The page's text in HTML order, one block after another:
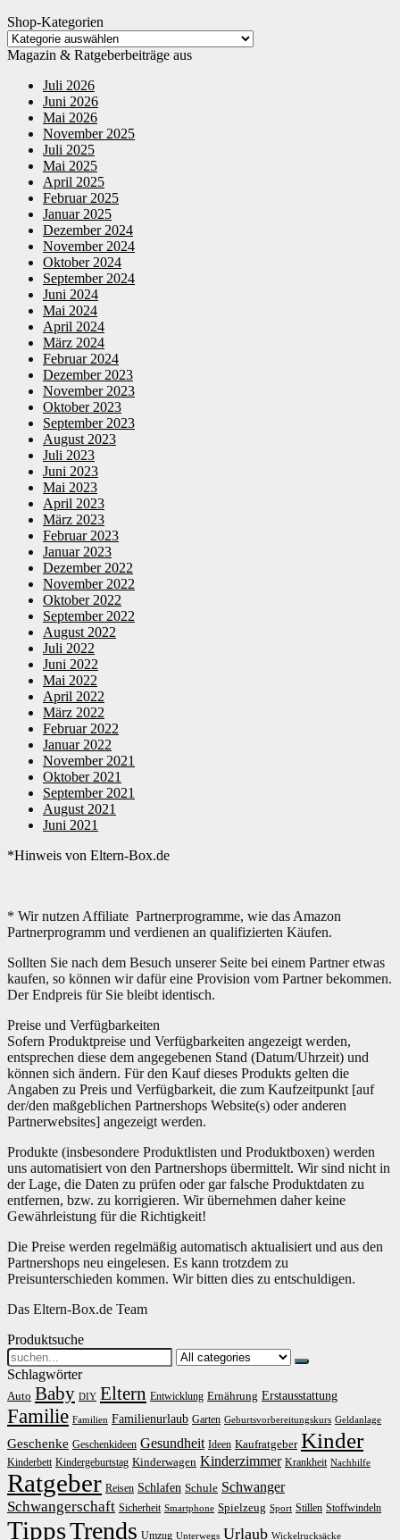
Shop-Kategorien
Magazin & Ratgeberbeiträge aus
Juli 2026
Juni 2026
Mai 2026
November 2025
Juli 2025
Mai 2025
April 2025
Februar 2025
Januar 2025
Dezember 2024
November 2024
Oktober 2024
September 2024
Juni 2024
Mai 2024
April 2024
März 2024
Februar 2024
Dezember 2023
November 2023
Oktober 2023
September 2023
August 2023
Juli 2023
Juni 2023
Mai 2023
April 2023
März 2023
Februar 2023
Januar 2023
Dezember 2022
November 2022
Oktober 2022
September 2022
August 2022
Juli 2022
Juni 2022
Mai 2022
April 2022
März 2022
Februar 2022
Januar 2022
November 2021
Oktober 2021
September 2021
August 2021
Juni 2021
*Hinweis von Eltern-Box.de
* Wir nutzen Affiliate Partnerprogramme, wie das Amazon
Partnerprogramm und verdienen an qualifizierten Käufen.
Sollten Sie nach dem Besuch unserer Seite bei einem Partner etwas
kaufen, so können wir dafür eine Provision vom Partner bekommen.
Der Endpreis für Sie bleibt identisch.
Preise und Verfügbarkeiten
Sofern Produktpreise und Verfügbarkeiten angezeigt werden,
entsprechen diese dem angegebenen Stand (Datum/Uhrzeit) und
können sich ändern. Für den Kauf dieses Produkts gelten die
Angaben zu Preis und Verfügbarkeit, die zum Kaufzeitpunkt [auf
der/den maßgeblichen Partnershops Website(s) oder anderen
Partnerwebsites] angezeigt werden.
Produkte (insbesondere Produktlisten und Produktboxen) werden
uns automatisiert von den Partnershops übermittelt. Wir sind nicht in
der Lage, die Daten zu prüfen oder gar falsche Produktdaten zu
entfernen, bzw. zu korrigieren. Wir übernehmen daher keine
Gewährleistung für die Richtigkeit!
Die Preise werden regelmäßig automatisch aktualisiert und aus den
Partnershops neu eingelesen. Es kann trotzdem zu
Preisunterschieden kommen. Wir bitten dies zu entschuldigen.
Das Eltern-Box.de Team
Produktsuche
Search
for:
Schlagwörter
Auto Baby DIY Eltern Entwicklung Ernährung Erstausstattung
Familie Familien Familienurlaub Garten Geburtsvorbereitungskurs Geldanlage
Geschenke Geschenkideen Gesundheit Ideen Kaufratgeber Kinder
Kinderbett Kindergeburtstag Kinderwagen Kinderzimmer Krankheit Nachhilfe
Ratgeber Reisen Schlafen Schule Schwanger
Schwangerschaft Sicherheit Smartphone Spielzeug Sport Stillen Stoffwindeln
TippsTrends Umzug Unterwegs Urlaub Wickelrucksäcke